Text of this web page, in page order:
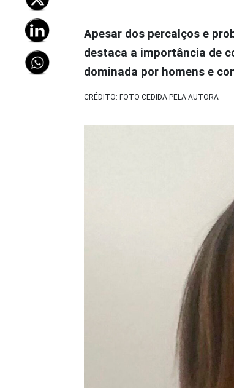
Apesar dos percalços e
destaca a importância de
dominada por homens e
CRÉDITO: FOTO CEDIDA PELA AUTORA